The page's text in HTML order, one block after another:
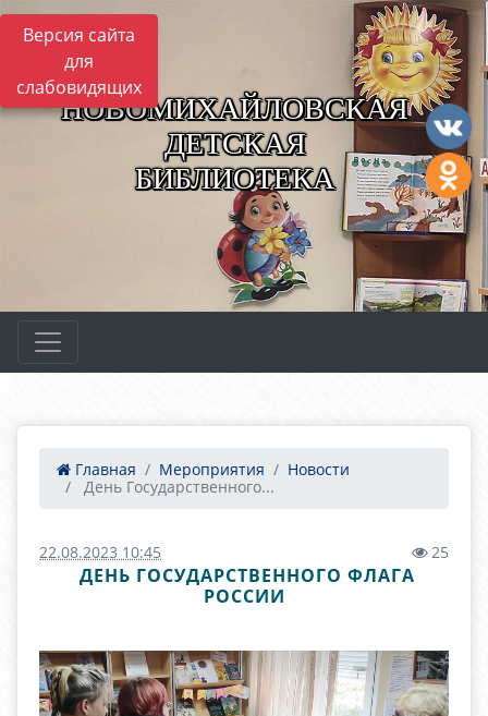
Версия сайта
для
слабовидящих
НОВОМИХАЙЛОВСКАЯ
ДЕТСКАЯ
БИБЛИОТЕКА
Главная Мероприятия
Новости
День Государственного...
22.08.2023 10:45 25
ДЕНЬ ГОСУДАРСТВЕННОГО ФЛАГА
РОССИИ